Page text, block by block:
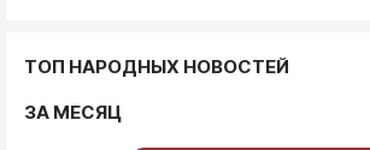
ТОП НАРОДНЫХ НОВОСТЕЙ
ЗА МЕСЯЦ